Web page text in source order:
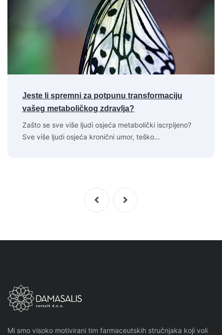
Jeste li spremni za potpunu transformaciju
vašeg metaboličkog zdravlja?
Zašto se sve više ljudi osjeća metabolički iscrpljeno?
Sve više ljudi osjeća kronični umor, teško…
Mi smo visoko motivirani tim farmaceutskih stručnjaka koji voli